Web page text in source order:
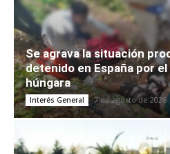
Se agrava la situación
detenido en España por
húngara
Interés General 7 de agosto de 2026